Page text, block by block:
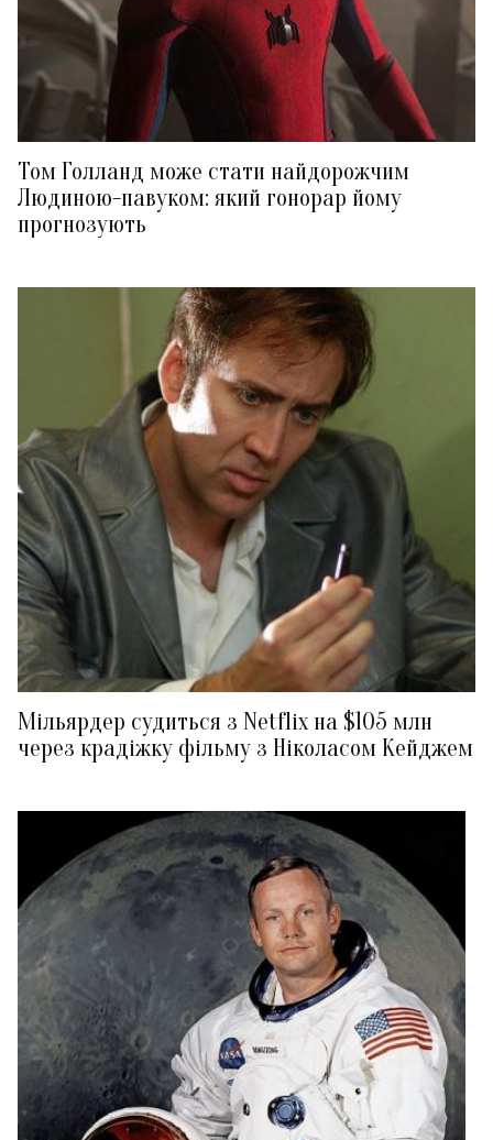
Том Голланд може стати найдорожчим
Людиною-павуком: який гонорар йому
прогнозують
Мільярдер судиться з Netflix на $105 млн
через крадіжку фільму з Ніколасом Кейджем